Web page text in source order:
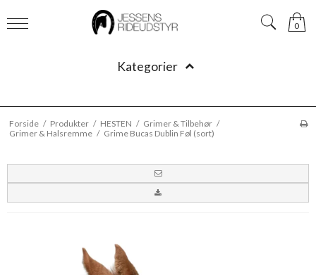
0
Kategorier
Forside / Produkter / HESTEN / Grimer & Tilbehør /
Grimer & Halsremme / Grime Bucas Dublin Føl (sort)